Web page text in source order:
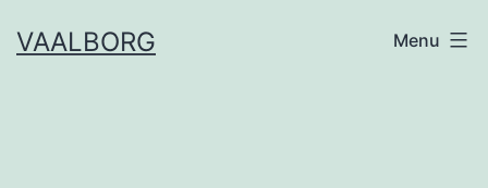
toVAALBORG Menu